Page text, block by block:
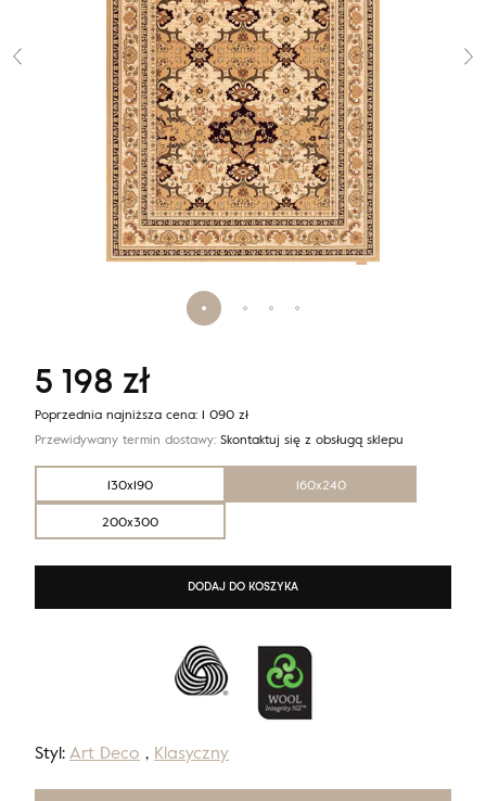
Styl:Art Deco , Klasyczny
130x190
160x240
200x300
5 198 zł
Poprzednia najniższa cena: 1 090 zł
Przewidywany termin dostawy: Skontaktuj się z obsługą sklepu
DODAJ DO KOSZYKA